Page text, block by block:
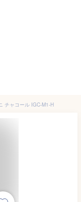
チャコール IGC-M1-H